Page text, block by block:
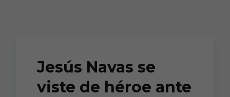
Jesús Navas se
viste de héroe ante